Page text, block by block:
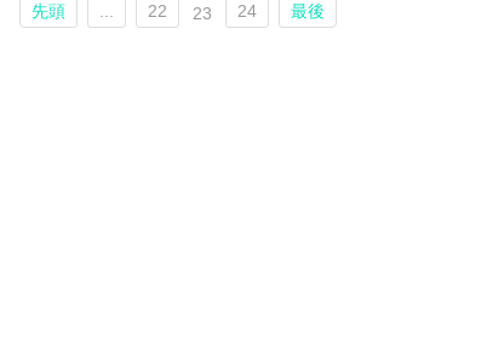
先頭 22 23 24 最後